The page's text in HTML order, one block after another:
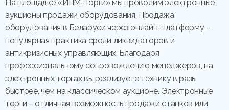
На площадке «ИПМ-Торги» мы проводим электронные
аукционы продажи оборудования. Продажа
оборудования в Беларуси через онлайн-платформу –
популярная практика среди ликвидаторов и
антикризисных управляющих. Благодаря
профессиональному сопровождению менеджеров, на
электронных торгах вы реализуете технику в разы
быстрее, чем на классическом аукционе. Электронные
торги – отличная возможность продажи станков или